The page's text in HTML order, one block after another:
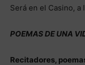
Será en el Casino,
POEMAS DE UNA
Recitadores,